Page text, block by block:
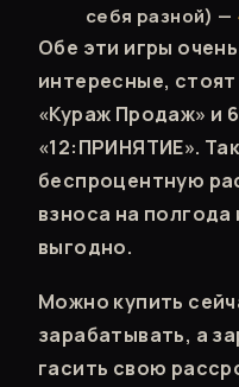
себя разной) —
Обе эти игры
интересные,
«Кураж Продаж» и
«12:ПРИНЯТИЕ».
беспроцентную
взноса на полгода
выгодно.
Можно купить
зарабатывать, а
гасить свою